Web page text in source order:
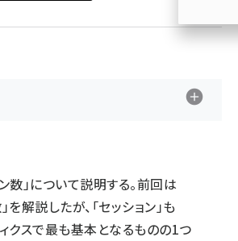
数」について説明する。前回は
を解説したが、「セッション」も
クスで最も基本となるものの1つ